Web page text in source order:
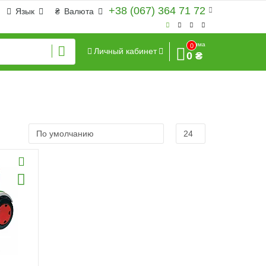
+38 (067) 364 71 72
₴ Валюта
Язык
Личный кабинет
0
Сумма
0 ₴